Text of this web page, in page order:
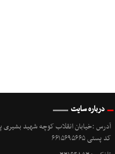
درباره سایت
آدرس :خیابان انقلاب کوچه شهید بشیری
کد پستی ۶۶۱۵۶۹۵۶۶۵